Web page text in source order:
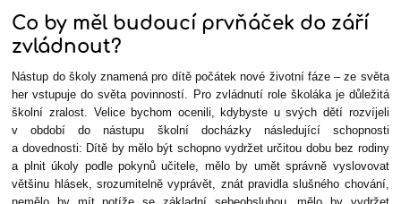
Co by měl budoucí prvňáček do září
zvládnout?
Nástup do školy znamená pro dítě počátek nové životní fáze – ze světa
her vstupuje do světa povinností. Pro zvládnutí role školáka je důležitá
školní zralost. Velice bychom ocenili, kdybyste u svých dětí rozvíjeli
v období do nástupu školní docházky následující schopnosti
a dovednosti: Dítě by mělo být schopno vydržet určitou dobu bez rodiny
a plnit úkoly podle pokynů učitele, mělo by umět správně vyslovovat
většinu hlásek, srozumitelně vyprávět, znát pravidla slušného chování,